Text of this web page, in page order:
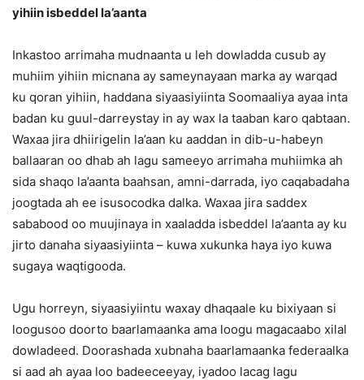
yihiin isbeddel la’aanta
Inkastoo arrimaha mudnaanta u leh dowladda cusub ay
muhiim yihiin micnana ay sameynayaan marka ay warqad
ku qoran yihiin, haddana siyaasiyiinta Soomaaliya ayaa inta
badan ku guul-darreystay in ay wax la taaban karo qabtaan.
Waxaa jira dhiirigelin la’aan ku aaddan in dib-u-habeyn
ballaaran oo dhab ah lagu sameeyo arrimaha muhiimka ah
sida shaqo la’aanta baahsan, amni-darrada, iyo caqabadaha
joogtada ah ee isusocodka dalka. Waxaa jira saddex
sababood oo muujinaya in xaaladda isbeddel la’aanta ay ku
jirto danaha siyaasiyiinta – kuwa xukunka haya iyo kuwa
sugaya waqtigooda.
Ugu horreyn, siyaasiyiintu waxay dhaqaale ku bixiyaan si
loogusoo doorto baarlamaanka ama loogu magacaabo xilal
dowladeed. Doorashada xubnaha baarlamaanka federaalka
si aad ah ayaa loo badeeceeyay, iyadoo lacag lagu